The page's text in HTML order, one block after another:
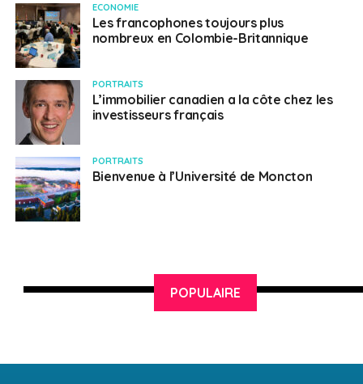
ECONOMIE
Les francophones toujours plus
nombreux en Colombie-Britannique
PORTRAITS
L’immobilier canadien a la côte chez les
investisseurs français
PORTRAITS
Bienvenue à l’Université de Moncton
POPULAIRE